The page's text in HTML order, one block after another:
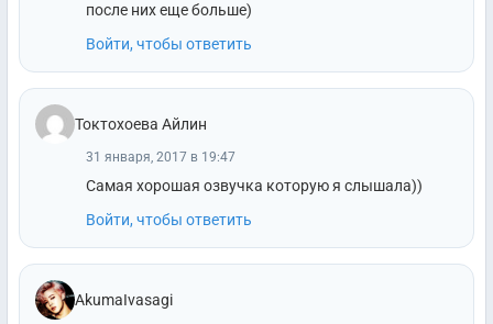
после них еще больше)
Войти, чтобы ответить
Токтохоева Айлин
31 января, 2017 в 19:47
Самая хорошая озвучка которую я слышала))
Войти, чтобы ответить
AkumaIvasagi